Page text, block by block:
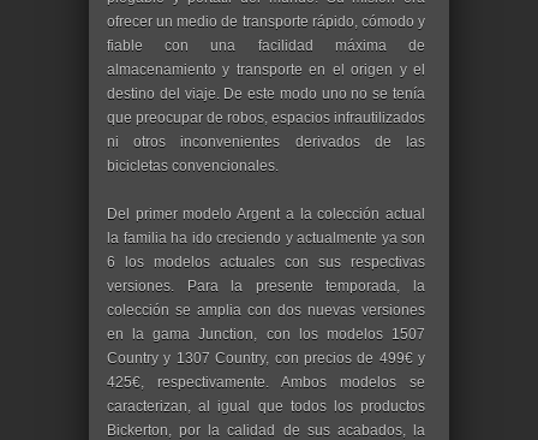
ofrecer un medio de transporte rápido, cómodo y
fiable con una facilidad máxima de
almacenamiento y transporte en el origen y el
destino del viaje. De este modo uno no se tenía
que preocupar de robos, espacios infrautilizados
ni otros inconvenientes derivados de las
bicicletas convencionales.
Del primer modelo Argent a la colección actual
la familia ha ido creciendo y actualmente ya son
6 los modelos actuales con sus respectivas
versiones. Para la presente temporada, la
colección se amplia con dos nuevas versiones
en la gama Junction, con los modelos 1507
Country y 1307 Country, con precios de 499€ y
425€, respectivamente. Ambos modelos se
caracterizan, al igual que todos los productos
Bickerton, por la calidad de sus acabados, la